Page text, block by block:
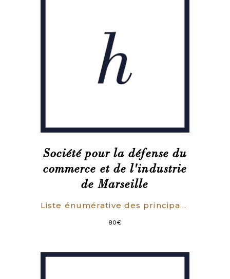
Société pour la défense du
commerce et de l'industrie
de Marseille
Liste énumérative des principaux faits de tyrannie syndicale ouvrière (Grèves, mises à l’index, entraves à la liberté du travail, etc.) survenus à Marseille du 1er janvier au 1er septembre 1904.
80€